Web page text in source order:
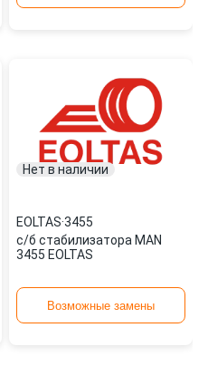
Нет в наличии
EOLTAS·3455
с/б стабилизатора MAN
3455 EOLTAS
Возможные замены